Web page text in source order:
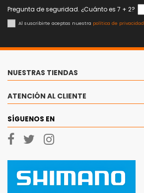
Pregunta de seguridad. ¿Cuánto es 7 + 2?
Al suscribirte aceptas nuestra política de privacidad
NUESTRAS TIENDAS
ATENCIÓN AL CLIENTE
SÍGUENOS EN